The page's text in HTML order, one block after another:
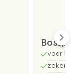
voor